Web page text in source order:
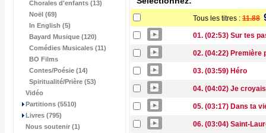
Chorales d'enfants (13)
Noël (69)
In English (5)
Bayard Musique (120)
Comédies Musicales (11)
BO Films
Contes/Poésie (14)
Spiritualité/Prière (53)
Vidéo
Partitions (5510)
Livres (795)
Nous soutenir (1)
Tous les titres : 11.88
01. (02:53) Sur tes
02. (04:22) Première
03. (03:59) Héro
04. (04:02) Je
05. (03:17) Dans ta
06. (03:04) Saint-